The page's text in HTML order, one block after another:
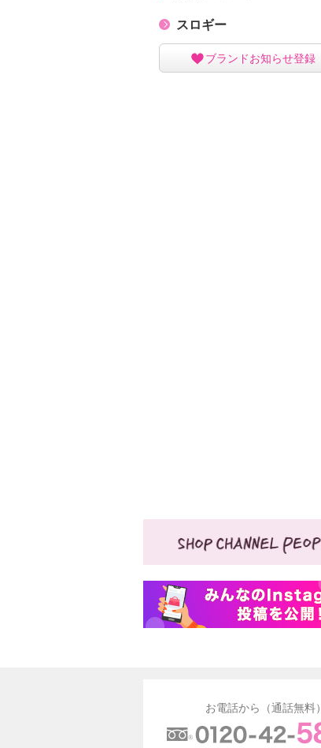
スロギー
ブランドお知らせ登録
お電話から（通話無料）